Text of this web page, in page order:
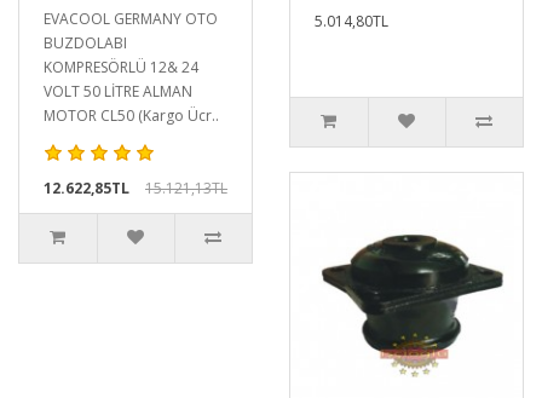
EVACOOL GERMANY OTO
BUZDOLABI
KOMPRESÖRLÜ 12& 24
VOLT 50 LİTRE ALMAN
MOTOR CL50 (Kargo Ücr..
12.622,85TL 15.121,13TL
5.014,80TL